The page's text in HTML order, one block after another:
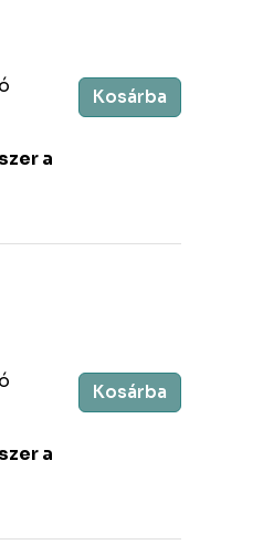
a
Kosárba
a
Kosárba